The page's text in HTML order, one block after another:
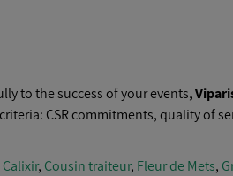
to the success of your events,
CSR commitments, quality of
Calixir, Cousin traiteur, Fleur de Mets,